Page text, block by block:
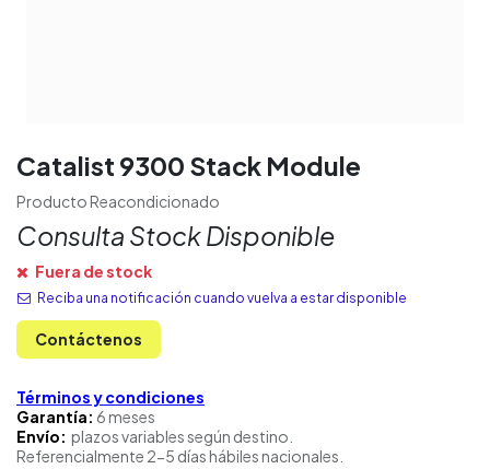
Catalist 9300 Stack Module
Producto Reacondicionado
Consulta Stock Disponible
Fuera de stock
Reciba una notificación cuando vuelva a estar disponible
Contáctenos
Términos y condiciones
Garantía: 6 meses
Envío: plazos variables según destino.
Referencialmente 2-5 días hábiles nacionales.